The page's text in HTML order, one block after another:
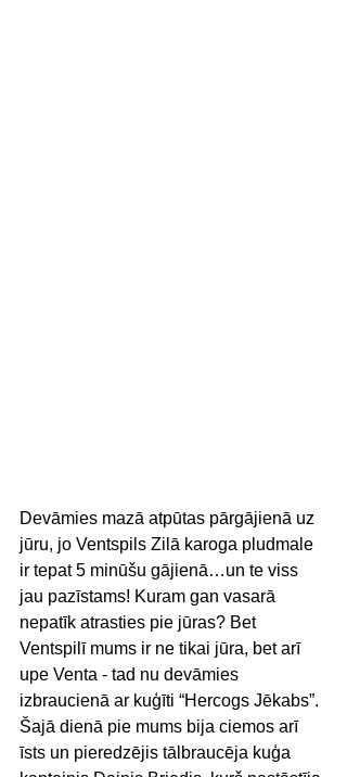
Devāmies mazā atpūtas pārgājienā uz
jūru, jo Ventspils Zilā karoga pludmale
ir tepat 5 minūšu gājienā…un te viss
jau pazīstams! Kuram gan vasarā
nepatīk atrasties pie jūras? Bet
Ventspilī mums ir ne tikai jūra, bet arī
upe Venta - tad nu devāmies
izbraucienā ar kuģīti “Hercogs Jēkabs”.
Šajā dienā pie mums bija ciemos arī
īsts un pieredzējis tālbraucēja kuģa